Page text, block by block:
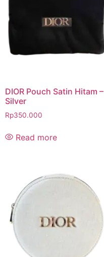
DIOR Pouch Satin Hitam –
Silver
Rp350.000
Read more